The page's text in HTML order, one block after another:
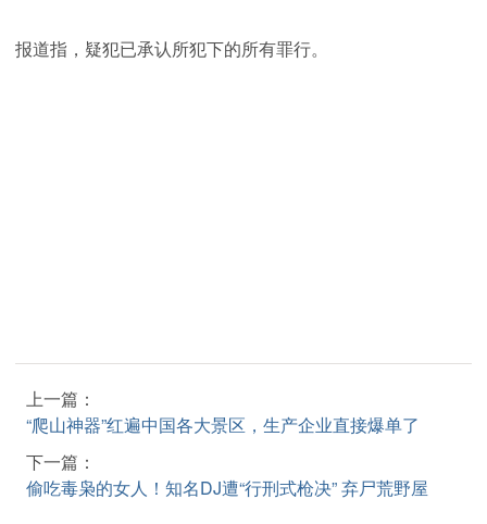
报道指，疑犯已承认所犯下的所有罪行。
上一篇：
“爬山神器”红遍中国各大景区，生产企业直接爆单了
下一篇：
偷吃毒枭的女人！知名DJ遭“行刑式枪决” 弃尸荒野屋